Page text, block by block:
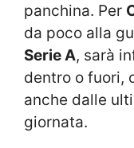
panchina. Per
da poco alla
Serie A, sarà
dentro o fuori,
anche dalle
giornata.